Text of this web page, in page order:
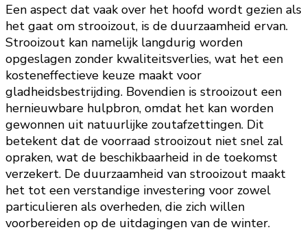
Een aspect dat vaak over het hoofd wordt gezien als
het gaat om strooizout, is de duurzaamheid ervan.
Strooizout kan namelijk langdurig worden
opgeslagen zonder kwaliteitsverlies, wat het een
kosteneffectieve keuze maakt voor
gladheidsbestrijding. Bovendien is strooizout een
hernieuwbare hulpbron, omdat het kan worden
gewonnen uit natuurlijke zoutafzettingen. Dit
betekent dat de voorraad strooizout niet snel zal
opraken, wat de beschikbaarheid in de toekomst
verzekert. De duurzaamheid van strooizout maakt
het tot een verstandige investering voor zowel
particulieren als overheden, die zich willen
voorbereiden op de uitdagingen van de winter.